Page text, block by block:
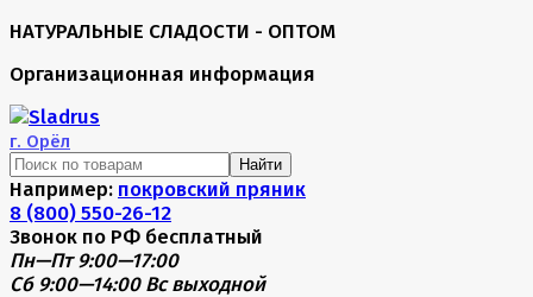
НАТУРАЛЬНЫЕ СЛАДОСТИ - ОПТОМ
Организационная информация
г. Орёл
Найти
Например: покровский пряник
8 (800) 550-26-12
Звонок по РФ бесплатный
Пн—Пт 9:00—17:00
Сб 9:00—14:00 Вс выходной